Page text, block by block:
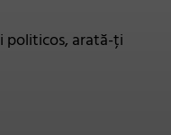
politicos, arată-ți